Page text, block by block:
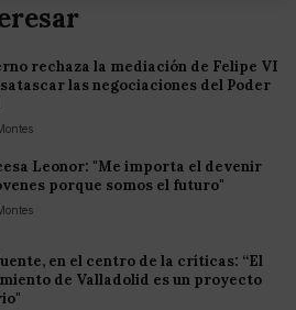
rechaza la mediación de Felipe VI
las negociaciones del Poder
Leonor: "Me importa el devenir
porque somos el futuro"
en el centro de la críticas: “El
de Valladolid es un proyecto